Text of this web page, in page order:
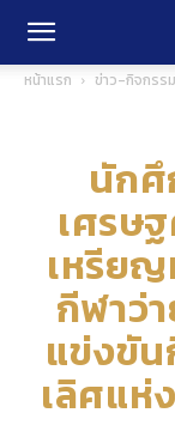
หน้าแรก ข่าว-กิจกรร
นักศึ
เศรษ
เหรีย
กีฬาว่
แข่งขั
เลิศแห่